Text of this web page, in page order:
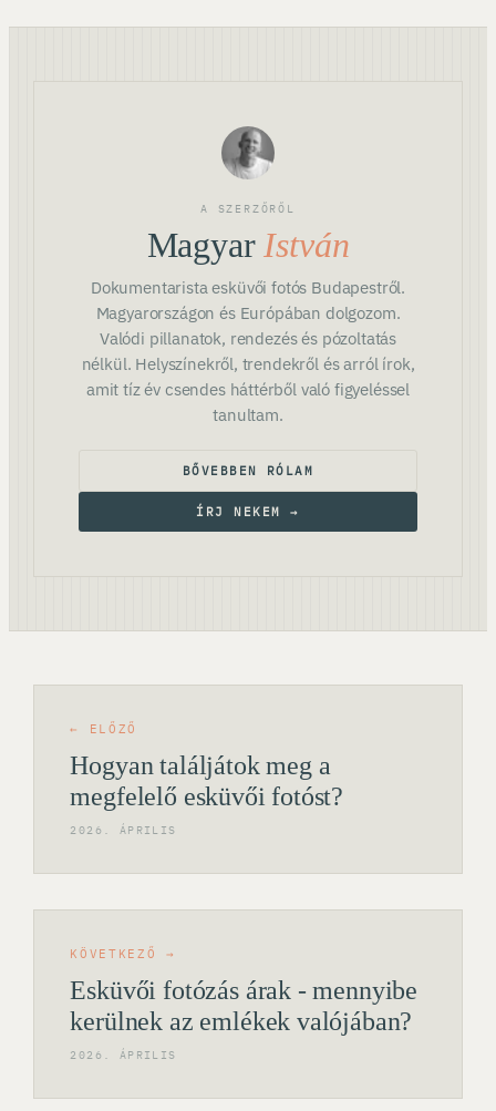
A SZERZŐRŐL
Magyar István
Dokumentarista esküvői fotós Budapestről.
Magyarországon és Európában dolgozom.
Valódi pillanatok, rendezés és pózoltatás
nélkül. Helyszínekről, trendekről és arról írok,
amit tíz év csendes háttérből való figyeléssel
tanultam.
BŐVEBBEN RÓLAM
ÍRJ NEKEM →
← ELŐZŐ
Hogyan találjátok meg a
megfelelő esküvői fotóst?
2026. ÁPRILIS
KÖVETKEZŐ →
Esküvői fotózás árak - mennyibe
kerülnek az emlékek valójában?
2026. ÁPRILIS